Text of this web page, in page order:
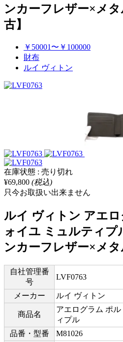
ンカーフレザー×メ
古】
￥50001〜￥100000
財布
ルイ ヴィトン
在庫状態 : 売り切れ
¥69,800 (税込)
只今お取扱い出来ません
ルイ ヴィトン アエ
ォイユ ミュルティプ
ンカーフレザー×メ
自社管理番
号
LVF0763
メーカー ルイ ヴィトン
商品名
アエログラム ポ
ィプル
品番・型番
M81026